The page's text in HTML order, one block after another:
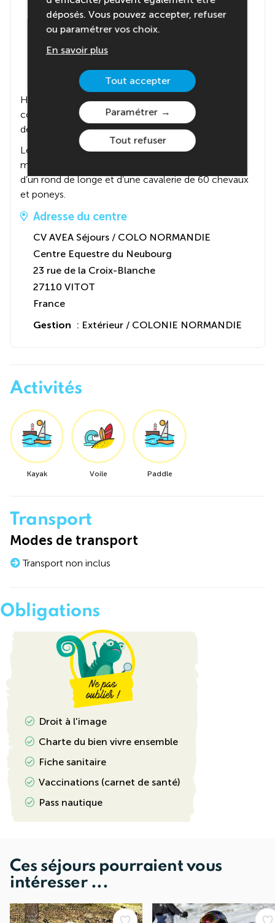
Hébergement au sein du centre équestre. 54
couchages répartis dans deux bâtiments. Chambres
de 3 à 8 lits répartis par tranche d’âge.
Le centre équestre dispose d’une carrière, de deux
manèges dont un olympique, d’un terrain de cross,
d’un rond de longe et d’une cavalerie de 60 chevaux
et poneys.
Adresse du centre
CV AVEA Séjours / COLO NORMANDIE
Centre Equestre du Neubourg
23 rue de la Croix-Blanche
27110 VITOT
France
Gestion : Extérieur / COLONIE NORMANDIE
Activités
Kayak Voile Paddle
Transport
Modes de transport
Transport non inclus
Obligations
Droit à l'image
Charte du bien vivre ensemble
Fiche sanitaire
Vaccinations (carnet de santé)
Pass nautique
Ces séjours pourraient vous
intéresser ...
déposés. Vous pouvez accepter, refuser
ou paramétrer vos choix.
En savoir plus
Tout accepter
Paramétrer
Tout refuser